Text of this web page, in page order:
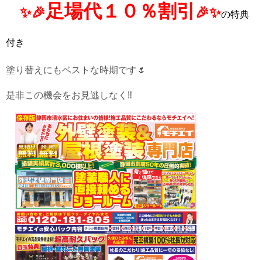
✨🎉足場代１０％割引 🎉✨の特典
付き
塗り替えにもベストな時期です🌷
是非この機会をお見逃しなく‼